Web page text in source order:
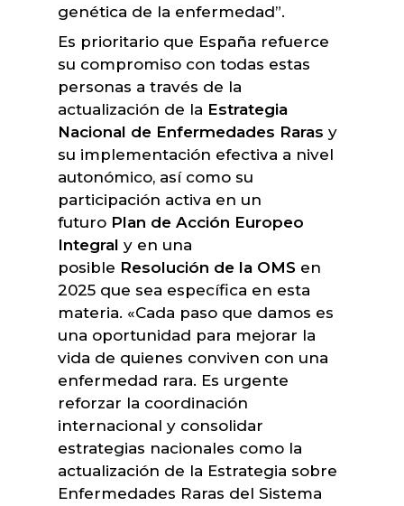
genética de la enfermedad”.
Es prioritario que España refuerce
su compromiso con todas estas
personas a través de la
actualización de la Estrategia
Nacional de Enfermedades Raras y
su implementación efectiva a nivel
autonómico, así como su
participación activa en un
futuro Plan de Acción Europeo
Integral y en una
posible Resolución de la OMS en
2025 que sea específica en esta
materia. «Cada paso que damos es
una oportunidad para mejorar la
vida de quienes conviven con una
enfermedad rara. Es urgente
reforzar la coordinación
internacional y consolidar
estrategias nacionales como la
actualización de la Estrategia sobre
Enfermedades Raras del Sistema